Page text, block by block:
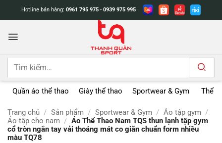
dung
Hotline bán hàng: 0961 795 975 - 0939 975 995
Tìm
Quần áo thể thao Giày thể thao Sportwear & Gym Thể
Trang chủ / Sản phẩm / Sportwear & Gym / Áo tập gym /
Áo tập cho nam / Áo Thể Thao Nam TQS thun lạnh tập gym
cổ tròn ngắn tay vải thoáng mát co giãn chuẩn form nhiều
màu TQ78